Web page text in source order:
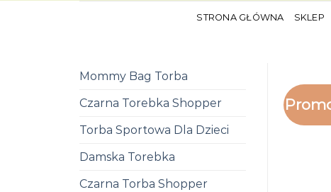
STRONA GŁÓWNA SKLEP
Mommy Bag Torba
Czarna Torebka Shopper
Torba Sportowa Dla Dzieci
Damska Torebka
Czarna Torba Shopper